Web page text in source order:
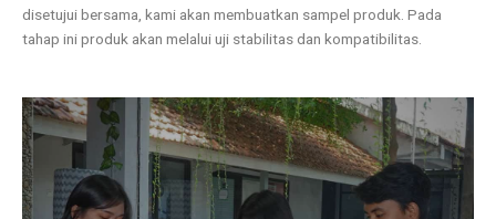
disetujui bersama, kami akan membuatkan sampel produk. Pada
tahap ini produk akan melalui uji stabilitas dan kompatibilitas.